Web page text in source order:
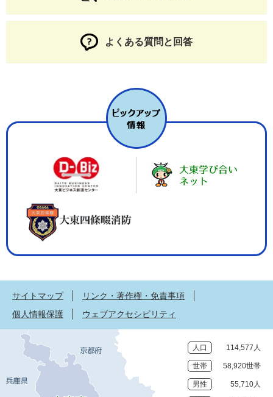
よくある質問と回答
サイトマップ
リンク・著作権・免責事項
個人情報保護
ウェブアクセシビリティ
人口 114,577人
世帯 58,920世帯
男性 55,710人